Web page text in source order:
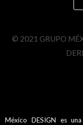
© 2021 GRUPO
México DESIGN es